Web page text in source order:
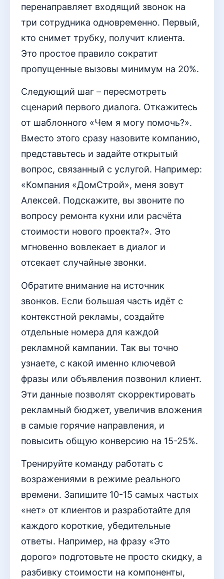
перенаправляет входящий звонок на
три сотрудника одновременно. Первый,
кто снимет трубку, получит клиента.
Это простое правило сократит
пропущенные вызовы минимум на 20%.
Следующий шаг – пересмотреть
сценарий первого диалога. Откажитесь
от шаблонного «Чем я могу помочь?».
Вместо этого сразу назовите компанию,
представьтесь и задайте открытый
вопрос, связанный с услугой. Например:
«Компания «ДомСтрой», меня зовут
Алексей. Подскажите, вы звоните по
вопросу ремонта кухни или расчёта
стоимости нового проекта?». Это
мгновенно вовлекает в диалог и
отсекает случайные звонки.
Обратите внимание на источник
звонков. Если большая часть идёт с
контекстной рекламы, создайте
отдельные номера для каждой
рекламной кампании. Так вы точно
узнаете, с какой именно ключевой
фразы или объявления позвонил клиент.
Эти данные позволят скорректировать
рекламный бюджет, увеличив вложения
в самые горячие направления, и
повысить общую конверсию на 15-25%.
Тренируйте команду работать с
возражениями в режиме реального
времени. Запишите 10-15 самых частых
«нет» от клиентов и разработайте для
каждого короткие, убедительные
ответы. Например, на фразу «Это
дорого» подготовьте не просто скидку, а
разбивку стоимости на компоненты,